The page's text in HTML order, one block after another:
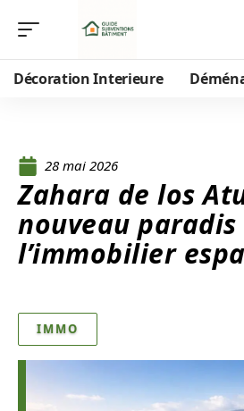
Décoration Interieure
28 mai 2026
Zahara de los
nouveau paradis
l’immobilier
IMMO